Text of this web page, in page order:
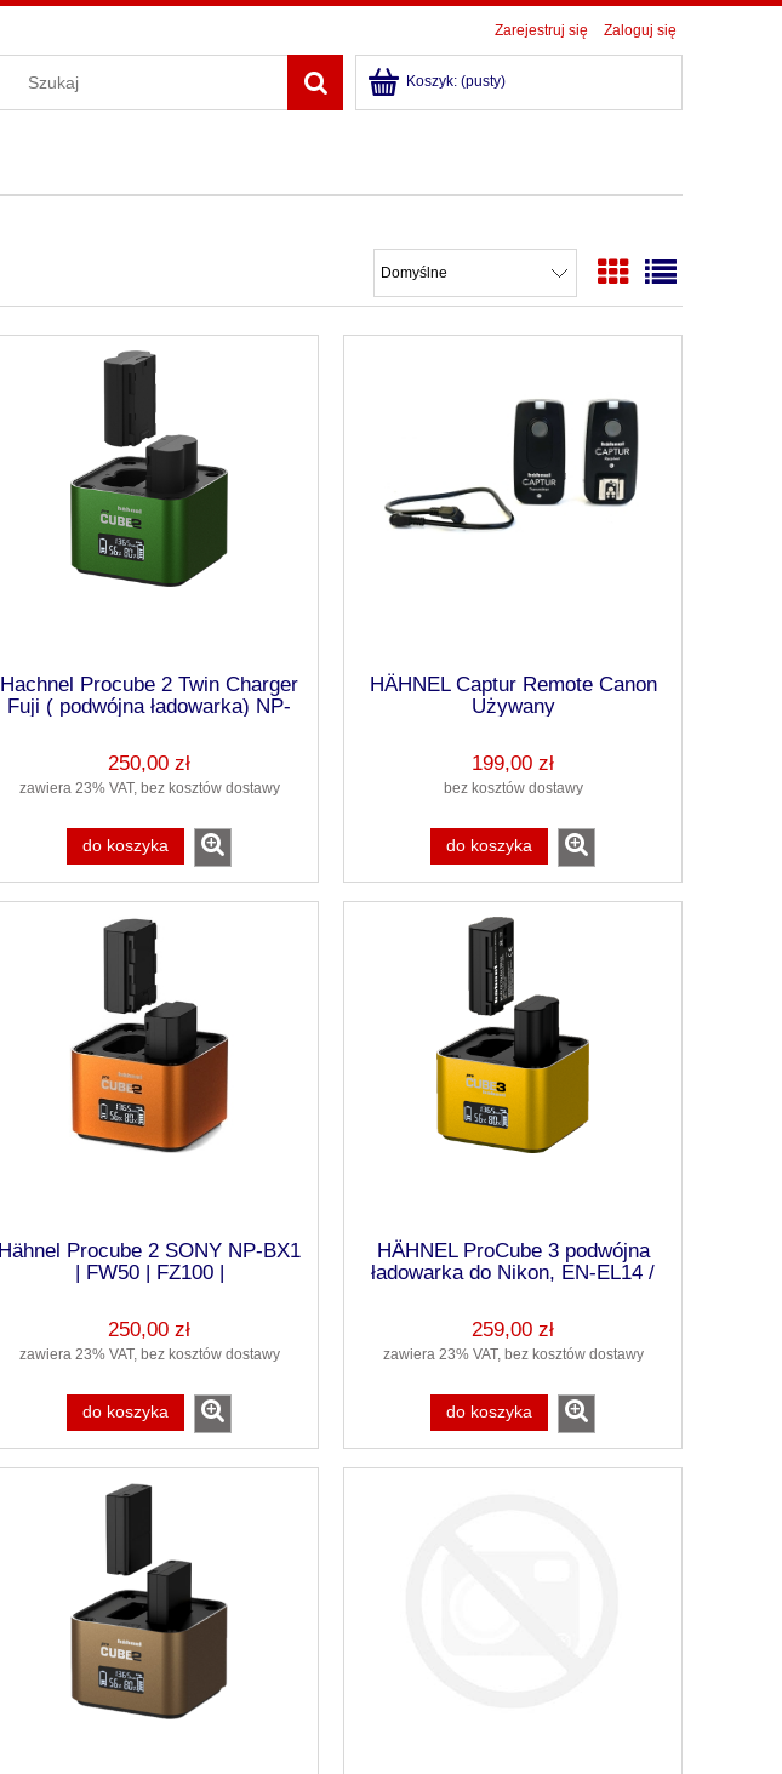
Zarejestruj się Zaloguj się
Koszyk: (pusty)
Hachnel Procube 2 Twin Charger
Fuji ( podwójna ładowarka) NP-
250,00 zł
zawiera 23% VAT, bez kosztów dostawy
do koszyka
HÄHNEL Captur Remote Canon
Używany
199,00 zł
bez kosztów dostawy
do koszyka
Hähnel Procube 2 SONY NP-BX1
| FW50 | FZ100 |
250,00 zł
zawiera 23% VAT, bez kosztów dostawy
do koszyka
HÄHNEL ProCube 3 podwójna
ładowarka do Nikon, EN-EL14 /
259,00 zł
zawiera 23% VAT, bez kosztów dostawy
do koszyka